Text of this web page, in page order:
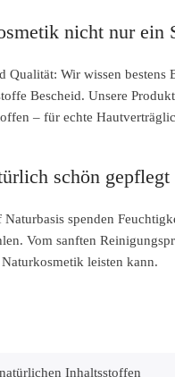
nicht nur ein
Qualität: Wir wissen bestens
Bescheid. Unsere
– für echte
schön gepflegt
spenden
Vom sanften
leisten kann.
Inhaltsstoffen